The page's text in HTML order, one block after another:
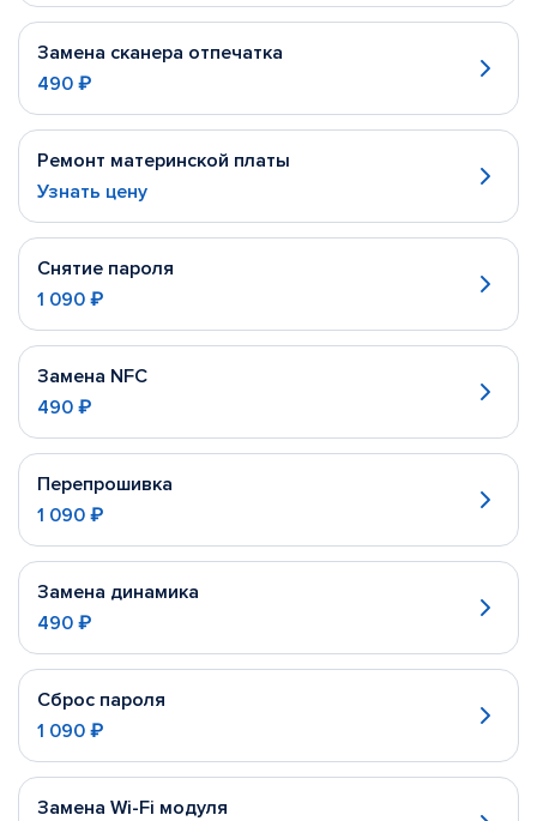
Замена сканера отпечатка
490 ₽
Ремонт материнской платы
Узнать цену
Снятие пароля
1 090 ₽
Замена NFC
490 ₽
Перепрошивка
1 090 ₽
Замена динамика
490 ₽
Сброс пароля
1 090 ₽
Замена Wi-Fi модуля